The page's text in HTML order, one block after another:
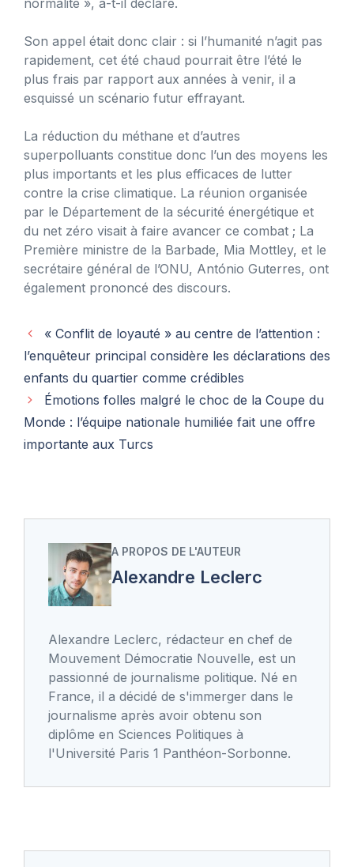
Son appel était donc clair : si l’humanité n’agit pas
rapidement, cet été chaud pourrait être l’été le
plus frais par rapport aux années à venir, il a
esquissé un scénario futur effrayant.
La réduction du méthane et d’autres
superpolluants constitue donc l’un des moyens les
plus importants et les plus efficaces de lutter
contre la crise climatique. La réunion organisée
par le Département de la sécurité énergétique et
du net zéro visait à faire avancer ce combat ; La
Première ministre de la Barbade, Mia Mottley, et le
secrétaire général de l’ONU, António Guterres, ont
également prononcé des discours.
« Conflit de loyauté » au centre de l’attention :
l’enquêteur principal considère les déclarations des
enfants du quartier comme crédibles
Émotions folles malgré le choc de la Coupe du
Monde : l’équipe nationale humiliée fait une offre
importante aux Turcs
A PROPOS DE L'AUTEUR
Alexandre Leclerc
Alexandre Leclerc, rédacteur en chef de
Mouvement Démocratie Nouvelle, est un
passionné de journalisme politique. Né en
France, il a décidé de s'immerger dans le
journalisme après avoir obtenu son
diplôme en Sciences Politiques à
l'Université Paris 1 Panthéon-Sorbonne.